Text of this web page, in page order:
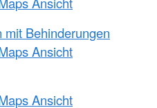
Behinderungen
Ansicht
Ansicht